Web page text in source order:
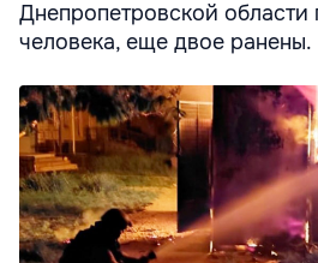
Днепропетровской области
человека, еще двое ранены.